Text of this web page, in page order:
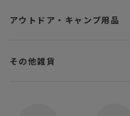
アウトドア・キャンプ用品
その他雑貨